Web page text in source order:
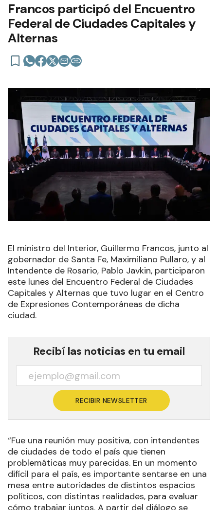
Francos participó del Encuentro
Federal de Ciudades Capitales y
Alternas
El ministro del Interior, Guillermo Francos, junto al
gobernador de Santa Fe, Maximiliano Pullaro, y al
Intendente de Rosario, Pablo Javkin, participaron
este lunes del Encuentro Federal de Ciudades
Capitales y Alternas que tuvo lugar en el Centro
de Expresiones Contemporáneas de dicha
ciudad.
Recibí las noticias en tu email
RECIBIR NEWSLETTER
“Fue una reunión muy positiva, con intendentes
de ciudades de todo el país que tienen
problemáticas muy parecidas. En un momento
difícil para el país, es importante sentarse en una
mesa entre autoridades de distintos espacios
políticos, con distintas realidades, para evaluar
cómo trabajar juntos. A partir del diálogo se